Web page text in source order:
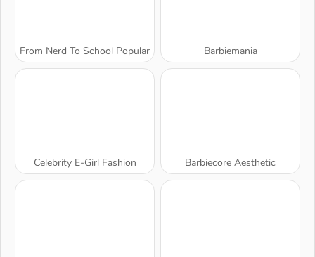
From Nerd To School Popular Barbiemania
Celebrity E-Girl Fashion Barbiecore Aesthetic